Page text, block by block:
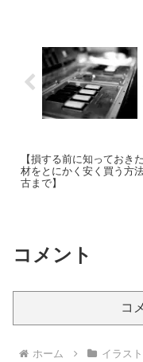
【損する前に知っておき
材をとにかく安く買う方
古まで】
コメント
コ
ホーム イラス